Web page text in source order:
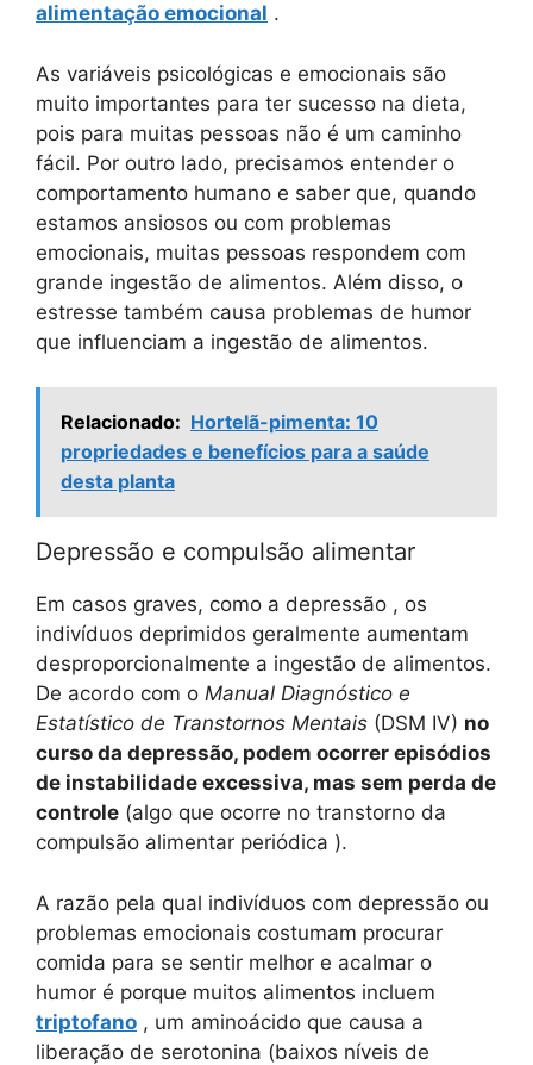
alimentação emocional .
As variáveis ​​psicológicas e emocionais são
muito importantes para ter sucesso na dieta,
pois para muitas pessoas não é um caminho
fácil. Por outro lado, precisamos entender o
comportamento humano e saber que, quando
estamos ansiosos ou com problemas
emocionais, muitas pessoas respondem com
grande ingestão de alimentos. Além disso, o
estresse também causa problemas de humor
que influenciam a ingestão de alimentos.
Relacionado: Hortelã-pimenta: 10
propriedades e benefícios para a saúde
desta planta
Depressão e compulsão alimentar
Em casos graves, como a depressão , os
indivíduos deprimidos geralmente aumentam
desproporcionalmente a ingestão de alimentos.
De acordo com o Manual Diagnóstico e
Estatístico de Transtornos Mentais (DSM IV) no
curso da depressão, podem ocorrer episódios
de instabilidade excessiva, mas sem perda de
controle (algo que ocorre no transtorno da
compulsão alimentar periódica ).
A razão pela qual indivíduos com depressão ou
problemas emocionais costumam procurar
comida para se sentir melhor e acalmar o
humor é porque muitos alimentos incluem
triptofano , um aminoácido que causa a
liberação de serotonina (baixos níveis de